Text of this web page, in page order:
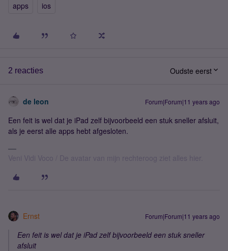
apps ios
2 reacties Oudste eerst
de leon Forum|Forum|11 years ago
Een feit is wel dat je iPad zelf bijvoorbeeld een stuk sneller afsluit,
als je eerst alle apps hebt afgesloten.
Veni Vidi Voco / De avatar van mijn rechteroog ziet alles hier.
Ernst Forum|Forum|11 years ago
Een feit is wel dat je iPad zelf bijvoorbeeld een stuk sneller
afsluit